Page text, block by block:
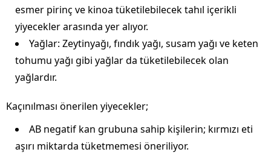
esmer pirinç ve kinoa tüketilebilecek tahıl içerikli
yiyecekler arasında yer alıyor.
Yağlar: Zeytinyağı, fındık yağı, susam yağı ve keten
tohumu yağı gibi yağlar da tüketilebilecek olan
yağlardır.
Kaçınılması önerilen yiyecekler;
AB negatif kan grubuna sahip kişilerin; kırmızı eti
aşırı miktarda tüketmemesi öneriliyor.